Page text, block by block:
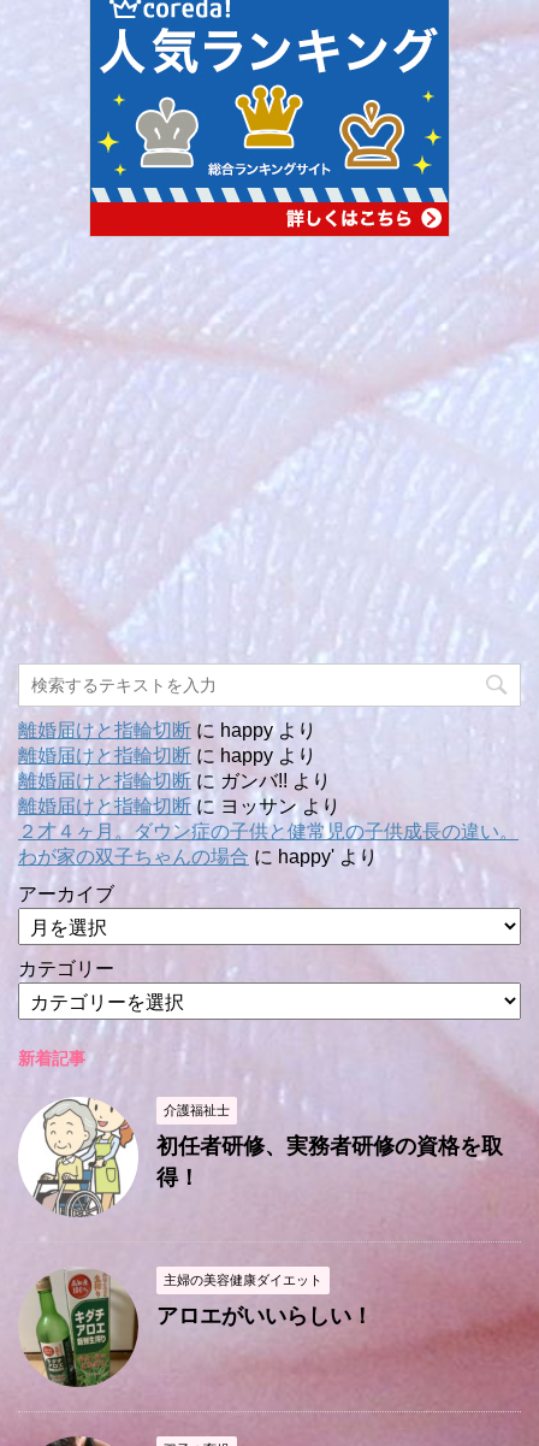
離婚届けと指輪切断 に happyより
離婚届けと指輪切断 に happy より
離婚届けと指輪切断 に ガンバ!! より
離婚届けと指輪切断 に ヨッサンより
２才４ヶ月。ダウン症の子供と健常児の子供成長の違い。
わが家の双子ちゃんの場合 に happy' より
アーカイブ
カテゴリー
新着記事
介護福祉士
初任者研修、実務者研修の資格を取
得！
主婦の美容健康ダイエット
アロエがいいらしい！